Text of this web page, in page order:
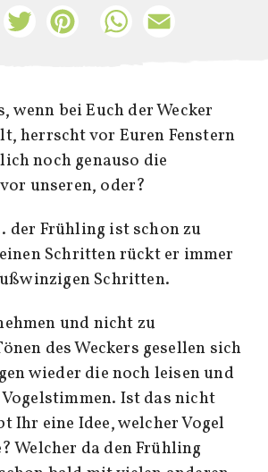
FacebookTwitter Pinterest WhatsApp
wenn bei Euch der Wecker
herrscht vor Euren Fenstern
noch genauso die
unseren, oder?
der Frühling ist schon zu
Schritten rückt er immer
Schritten.
und nicht zu
des Weckers gesellen sich
wieder die noch leisen und
Ist das nicht
Ihr eine Idee, welcher Vogel
Welcher da den Frühling